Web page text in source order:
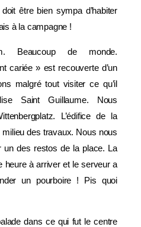
être bien sympa d’habiter
à la campagne !
Beaucoup de monde.
cariée » est recouverte d’un
malgré tout visiter ce qu’il
Saint Guillaume. Nous
L’édifice de la
des travaux. Nous nous
un des restos de la place. La
heure à arriver et le serveur a
un pourboire ! Pis quoi
dans ce qui fut le centre